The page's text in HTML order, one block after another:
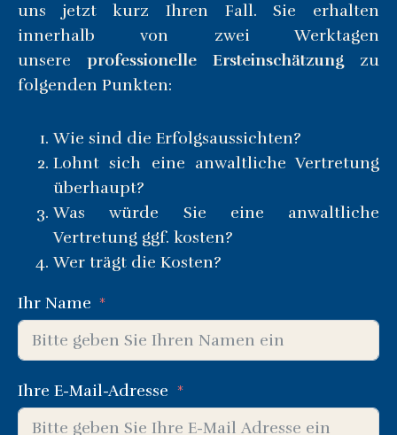
uns jetzt kurz Ihren Fall. Sie erhalten
innerhalb von zwei Werktagen
unsereprofessionelle Ersteinschätzungzu
folgenden Punkten:
Wie sind die Erfolgsaussichten?
Lohnt sich eine anwaltliche Vertretung
überhaupt?
Was würde Sie eine anwaltliche
Vertretung ggf. kosten?
Wer trägt die Kosten?
Ihr Name
Ihre E-Mail-Adresse